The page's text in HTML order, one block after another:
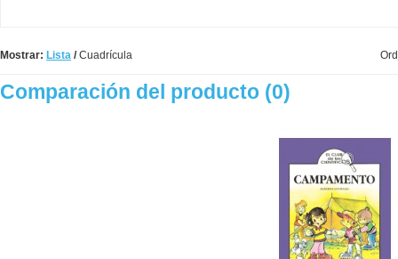
Mostrar: Lista /Cuadrícula
Comparación del producto (0)